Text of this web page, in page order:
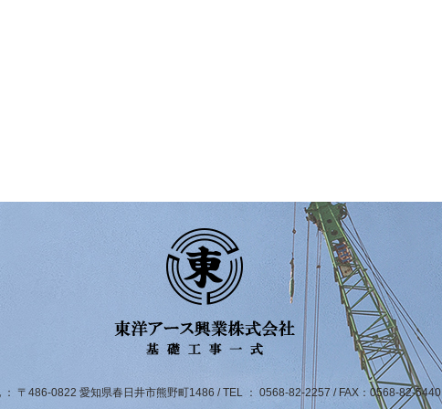
： 〒486-0822 愛知県春日井市熊野町1486 / TEL ： 0568-82-2257 / FAX：0568-82-5440